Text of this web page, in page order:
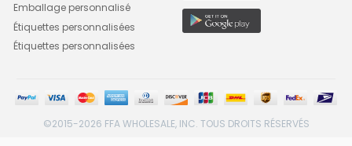
Emballage personnalisé
Étiquettes personnalisées
Étiquettes personnalisées
©2015-2026 FFA WHOLESALE, INC. TOUS DROITS RÉSERVÉS